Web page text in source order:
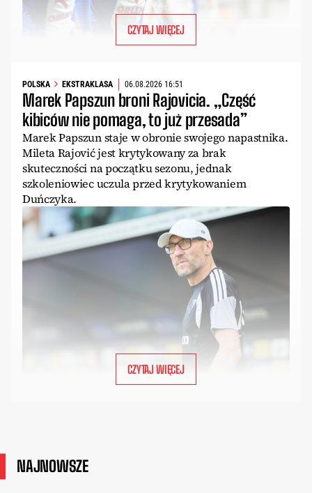
CZYTAJ WIĘCEJ
POLSKA EKSTRAKLASA 06.08.2026 16:51
Marek Papszun broni Rajovicia. „Część
kibiców nie pomaga, to już przesada”
Marek Papszun staje w obronie swojego napastnika.
Mileta Rajović jest krytykowany za brak
skuteczności na początku sezonu, jednak
szkoleniowiec uczula przed krytykowaniem
Duńczyka.
CZYTAJ WIĘCEJ
NAJNOWSZE